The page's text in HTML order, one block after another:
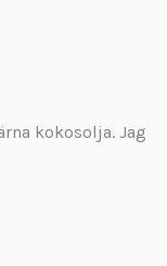
kokosolja. Jag